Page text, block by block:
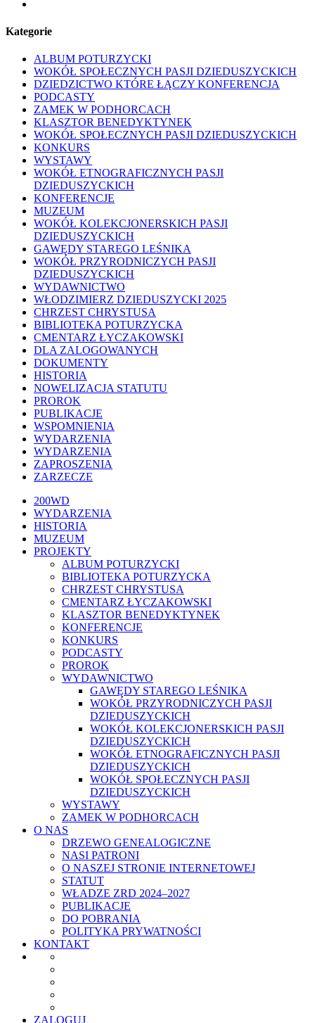
Kategorie
ALBUM POTURZYCKI
WOKÓŁ SPOŁECZNYCH PASJI DZIEDUSZYCKICH
DZIEDZICTWO KTÓRE ŁĄCZY KONFERENCJA
PODCASTY
ZAMEK W PODHORCACH
KLASZTOR BENEDYKTYNEK
WOKÓŁ SPOŁECZNYCH PASJI DZIEDUSZYCKICH
KONKURS
WYSTAWY
WOKÓŁ ETNOGRAFICZNYCH PASJI
DZIEDUSZYCKICH
KONFERENCJE
MUZEUM
WOKÓŁ KOLEKCJONERSKICH PASJI
DZIEDUSZYCKICH
GAWĘDY STAREGO LEŚNIKA
WOKÓŁ PRZYRODNICZYCH PASJI
DZIEDUSZYCKICH
WYDAWNICTWO
WŁODZIMIERZ DZIEDUSZYCKI 2025
CHRZEST CHRYSTUSA
BIBLIOTEKA POTURZYCKA
CMENTARZ ŁYCZAKOWSKI
DLA ZALOGOWANYCH
DOKUMENTY
HISTORIA
NOWELIZACJA STATUTU
PROROK
PUBLIKACJE
WSPOMNIENIA
WYDARZENIA
WYDARZENIA
ZAPROSZENIA
ZARZECZE
Close
Menu
200WD
WYDARZENIA
HISTORIA
MUZEUM
PROJEKTY
ALBUM POTURZYCKI
BIBLIOTEKA POTURZYCKA
CHRZEST CHRYSTUSA
CMENTARZ ŁYCZAKOWSKI
KLASZTOR BENEDYKTYNEK
KONFERENCJE
KONKURS
PODCASTY
PROROK
WYDAWNICTWO
GAWĘDY STAREGO LEŚNIKA
WOKÓŁ PRZYRODNICZYCH PASJI
DZIEDUSZYCKICH
WOKÓŁ KOLEKCJONERSKICH PASJI
DZIEDUSZYCKICH
WOKÓŁ ETNOGRAFICZNYCH PASJI
DZIEDUSZYCKICH
WOKÓŁ SPOŁECZNYCH PASJI
DZIEDUSZYCKICH
WYSTAWY
ZAMEK W PODHORCACH
O NAS
DRZEWO GENEALOGICZNE
NASI PATRONI
O NASZEJ STRONIE INTERNETOWEJ
STATUT
WŁADZE ZRD 2024–2027
PUBLIKACJE
DO POBRANIA
POLITYKA PRYWATNOŚCI
KONTAKT
ZALOGUJ